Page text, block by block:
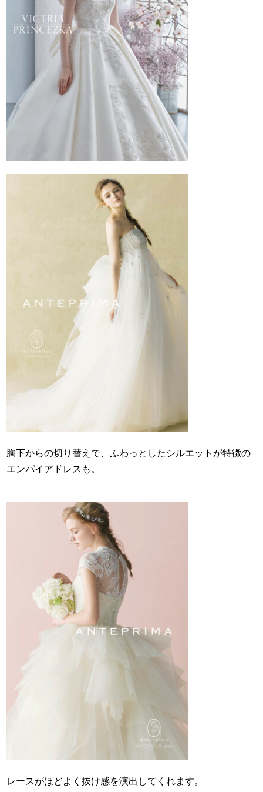
胸下からの切り替えで、ふわっとしたシルエットが特徴の
エンパイアドレスも。
レースがほどよく抜け感を演出してくれます。